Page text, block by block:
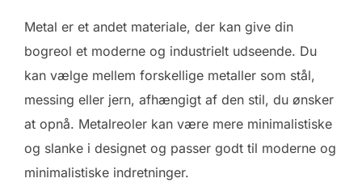
Metal er et andet materiale, der kan give din
bogreol et moderne og industrielt udseende. Du
kan vælge mellem forskellige metaller som stål,
messing eller jern, afhængigt af den stil, du ønsker
at opnå. Metalreoler kan være mere minimalistiske
og slanke i designet og passer godt til moderne og
minimalistiske indretninger.